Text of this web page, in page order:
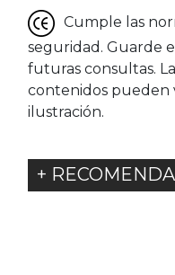
Cumple las
seguridad. Guarde
futuras consultas.
contenidos pueden
ilustración.
+